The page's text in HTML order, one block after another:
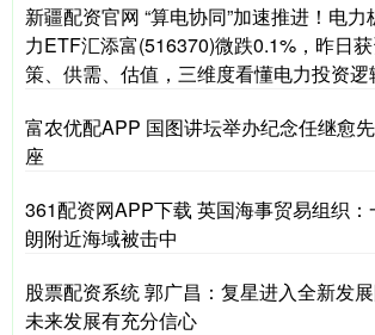
新疆配资官网 “算电协同”加速推进！电
力ETF汇添富(516370)微跌0.1%，昨日
策、供需、估值，三维度看懂电力投资逻
富农优配APP 国图讲坛举办纪念任继愈
座
361配资网APP下载 英国海事贸易组织
朗附近海域被击中
股票配资系统 郭广昌：复星进入全新发
未来发展有充分信心